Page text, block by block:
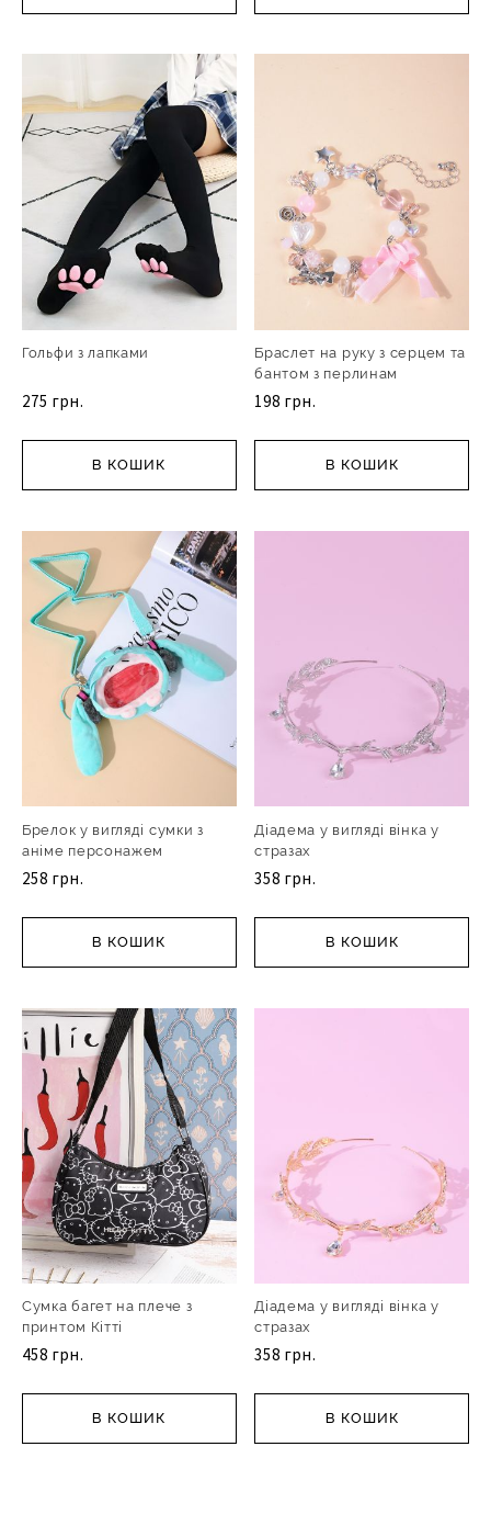
Гольфи з лапками
275 грн.
В КОШИК
Браслет на руку з серцем та
бантом з перлинам
198 грн.
В КОШИК
Брелок у вигляді сумки з
аніме персонажем
258 грн.
В КОШИК
Діадема у вигляді вінка у
стразах
358 грн.
В КОШИК
Сумка багет на плече з
принтом Кітті
458 грн.
В КОШИК
Діадема у вигляді вінка у
стразах
358 грн.
В КОШИК